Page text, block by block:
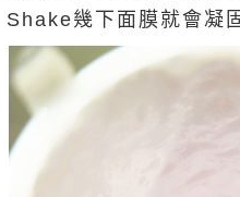
Shake幾下面膜就會凝